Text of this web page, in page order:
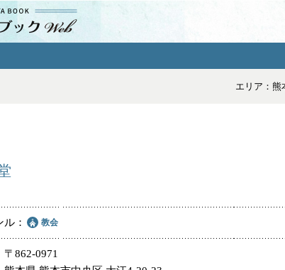
エリア：熊
ル 教会
〒862-0971